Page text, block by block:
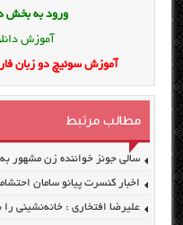
ورود به بخش
آموزش
آموزش سوئیچ دو زبان
مطالب مرتبط
سالی جونز خواننده زن مشهور
اخبار کنسرت پیانو سامان
علیرضا افتخاری : خانه‌نشینی را